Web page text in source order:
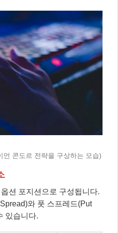
언 콘도르 전략을 구상하는 모습)
션 포지션으로 구성됩니다.
와 풋 스프레드(Put
있습니다.